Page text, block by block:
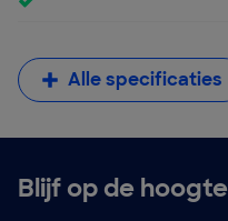
Alle specificaties
Blijf op de hoogte